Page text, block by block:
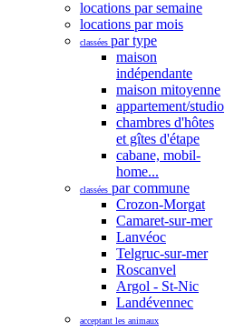
locations par semaine
locations par mois
classées par type
maison
indépendante
maison mitoyenne
appartement/studio
chambres d'hôtes
et gîtes d'étape
cabane, mobil-
home...
classées par commune
Crozon-Morgat
Camaret-sur-mer
Lanvéoc
Telgruc-sur-mer
Roscanvel
Argol - St-Nic
Landévennec
acceptant les animaux